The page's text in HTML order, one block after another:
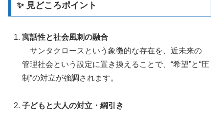
✨ 見どころポイント
寓話性と社会風刺の融合
サンタクロースという象徴的な存在を、近未来の
管理社会という設定に置き換えることで、“希望”と“圧
制”の対立が強調されます。
子どもと大人の対立・綱引き